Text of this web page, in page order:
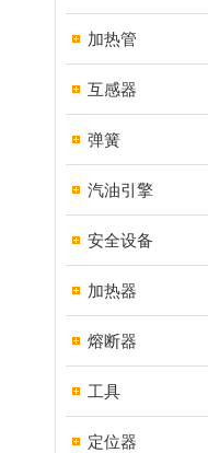
加热管
互感器
弹簧
汽油引擎
安全设备
加热器
熔断器
工具
定位器